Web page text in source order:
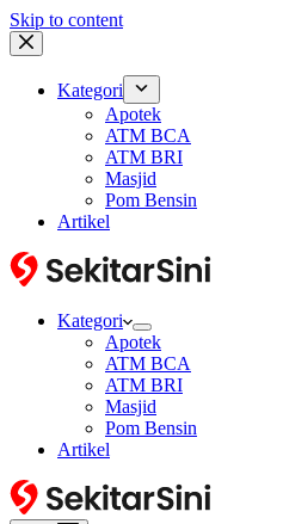
Skip to content
Kategori
Apotek
ATM BCA
ATM BRI
Masjid
Pom Bensin
Artikel
Kategori
Apotek
ATM BCA
ATM BRI
Masjid
Pom Bensin
Artikel